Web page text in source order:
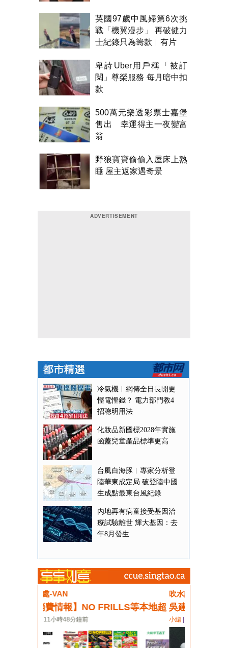
英國97歲中風婦第6次挑
戰「機翼漫步」 再破健力
士紀錄只為籌款︱有片
卑詩Uber用戶稱「被訂
閱」尊榮服務 每月暗中扣
款
500萬元樂透彩票士嘉堡
售出 幸運得主一夜變富
翁
野狼寶寶偷偷入屋床上熟
睡 屋主返家遇奇景